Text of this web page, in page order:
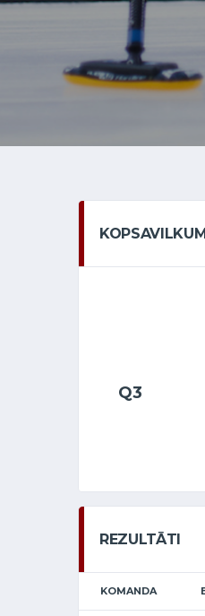
Q3
REZULTĀTI
KOMANDA